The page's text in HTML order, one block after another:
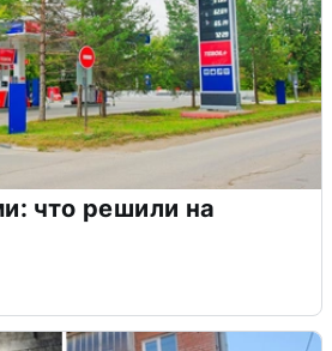
что решили на